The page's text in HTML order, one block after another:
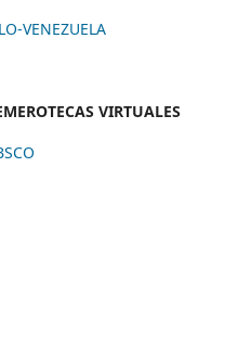
VENEZUELA
VIRTUALES